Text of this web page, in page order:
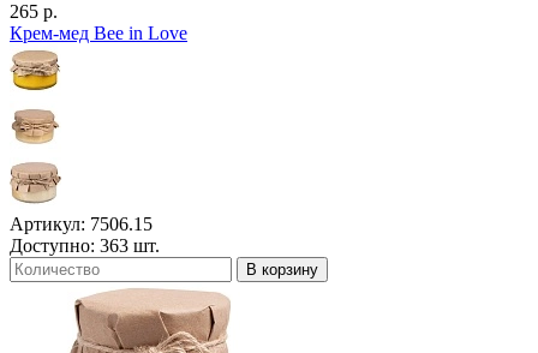
265 р.
Крем-мед Bee in Love
Артикул: 7506.15
Доступно: 363 шт.
В корзину